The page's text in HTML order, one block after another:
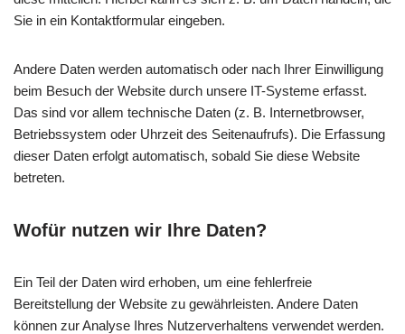
Sie in ein Kontaktformular eingeben.
Andere Daten werden automatisch oder nach Ihrer Einwilligung
beim Besuch der Website durch unsere IT-Systeme erfasst.
Das sind vor allem technische Daten (z. B. Internetbrowser,
Betriebssystem oder Uhrzeit des Seitenaufrufs). Die Erfassung
dieser Daten erfolgt automatisch, sobald Sie diese Website
betreten.
Wofür nutzen wir Ihre Daten?
Ein Teil der Daten wird erhoben, um eine fehlerfreie
Bereitstellung der Website zu gewährleisten. Andere Daten
können zur Analyse Ihres Nutzerverhaltens verwendet werden.